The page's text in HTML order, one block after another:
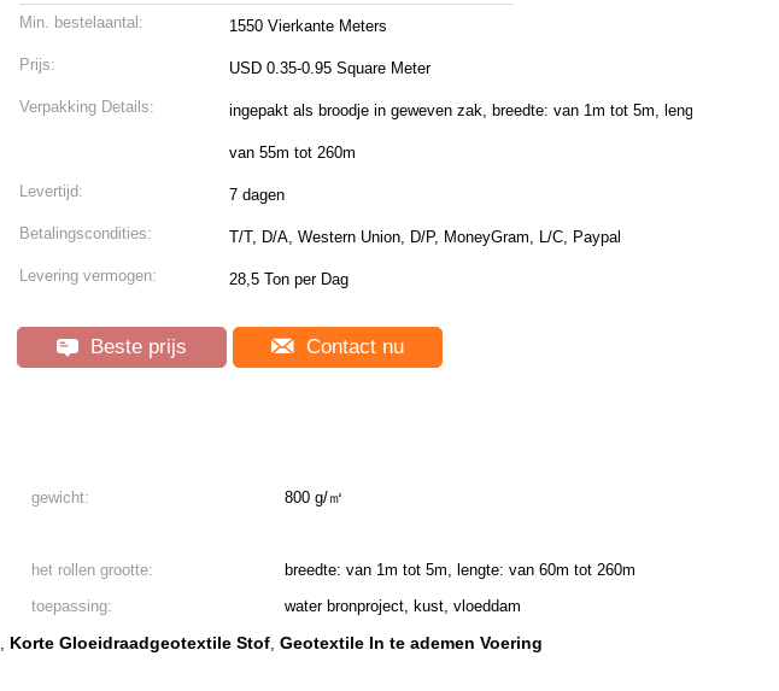
Min. bestelaantal: 1550 Vierkante Meters
Prijs: USD 0.35-0.95 Square Meter
Verpakking Details: ingepakt als broodje in geweven zak, breedte: van 1m tot 5m, lengte:
van 55m tot 260m
Levertijd: 7 dagen
Betalingscondities: T/T, D/A, Western Union, D/P, MoneyGram, L/C, Paypal
Levering vermogen: 28,5 Ton per Dag
Beste prijs Contact nu
gewicht: 800 g/㎡
het rollen grootte:
breedte: van 1m tot 5m, lengte: van 60m tot 260m
toepassing:
water bronproject, kust, vloeddam
, Korte Gloeidraadgeotextile Stof, Geotextile In te ademen Voering